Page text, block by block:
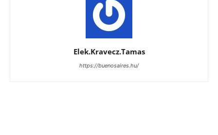
Elek.Kravecz.Tamas
https://buenosaires.hu/